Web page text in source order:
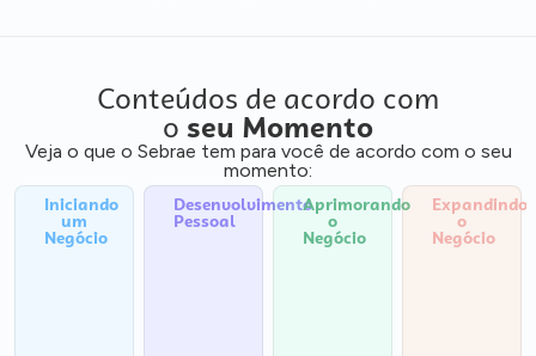
Conteúdos de acordo com
o seu Momento
Veja o que o Sebrae tem para você de acordo com o seu
momento:
Iniciando
um
Negócio
Desenvolvimento
Pessoal
Aprimorando
o
Negócio
Expandindo
o
Negócio